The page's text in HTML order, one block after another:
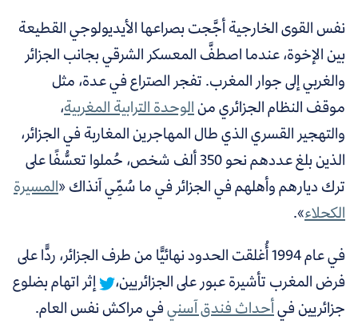
نفس القوى الخارجية أجَّجت بصراعها الأيديولوجي القطيعة
بين الإخوة، عندما اصطفَّ المعسكر الشرقي بجانب الجزائر
والغربي إلى جوار المغرب. تفجر الصتراع في عدة، مثل
موقف النظام الجزائري منالوحدة الترابية المغربية،
والتهجير القسري الذي طال المهاجرين المغاربة في الجزائر،
الذين بلغ عددهم نحو 350 ألف شخص، حُملوا تعسُّفًا على
ترك ديارهم وأهلهم في الجزائر في ما سُمِّي آنذاك «المسيرة
الكحلاء».
في عام 1994 أُغلقت الحدود نهائيًّا من طرف الجزائر، ردًّا على
فرض المغرب تأشيرة عبور على الجزائريين،
إثر اتهام بضلوع
جزائريين فيأحداث فندق آسنيفي مراكش نفس العام.